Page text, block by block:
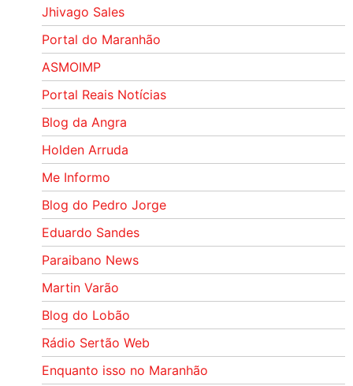
Jhivago Sales
Portal do Maranhão
ASMOIMP
Portal Reais Notí­cias
Blog da Angra
Holden Arruda
Me Informo
Blog do Pedro Jorge
Eduardo Sandes
Paraibano News
Martin Varão
Blog do Lobão
Rádio Sertão Web
Enquanto isso no Maranhão